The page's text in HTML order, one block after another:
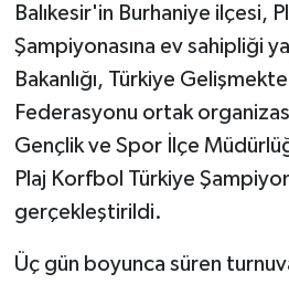
Balıkesir'in Burhaniye ilçesi,
Şampiyonasına ev sahipliği
Bakanlığı, Türkiye
Federasyonu ortak
Gençlik ve Spor İlçe
Plaj Korfbol Türkiye
gerçekleştirildi.
Üç gün boyunca süren
İNSAN
İş Dünyası
Jandarma
Kadın
KÜLTÜR SANAT